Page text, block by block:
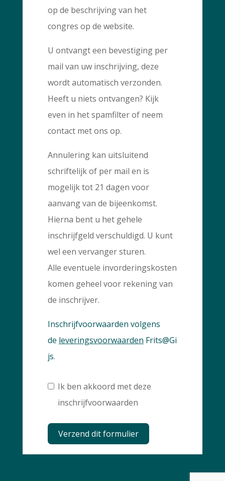
op de beschrijving van het
congres op de website.
U ontvangt een bevestiging per
mail van uw inschrijving, deze
wordt automatisch verzonden.
Heeft u niets ontvangen? Kijk
even in het spamfilter of neem
contact met ons op.
Annulering kan uitsluitend
schriftelijk of per mail en is
mogelijk tot 21 dagen voor
aanvang van de bijeenkomst.
Hierna bent u het gehele
inschrijfgeld verschuldigd. U kunt
wel een vervanger sturen.
Alle eventuele invorderingskosten
komen geheel voor rekening van
de inschrijver.
Inschrijfvoorwaarden volgens
de leveringsvoorwaarden Frits@Gi
js.
Ik ben akkoord met deze
inschrijfvoorwaarden
Verzend dit formulier